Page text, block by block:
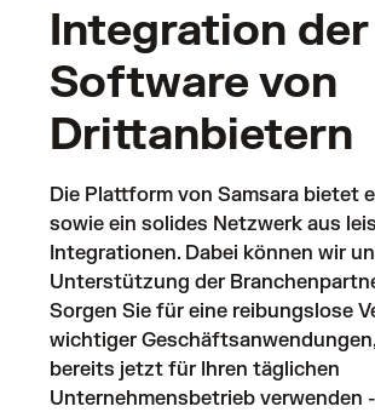
Integration der
Software von
Drittanbietern
Die Plattform von Samsara bietet
sowie ein solides Netzwerk aus
Integrationen. Dabei können wir
Unterstützung der
Sorgen Sie für eine reibungslose
wichtiger
bereits jetzt für Ihren täglichen
Unternehmensbetrieb verwenden